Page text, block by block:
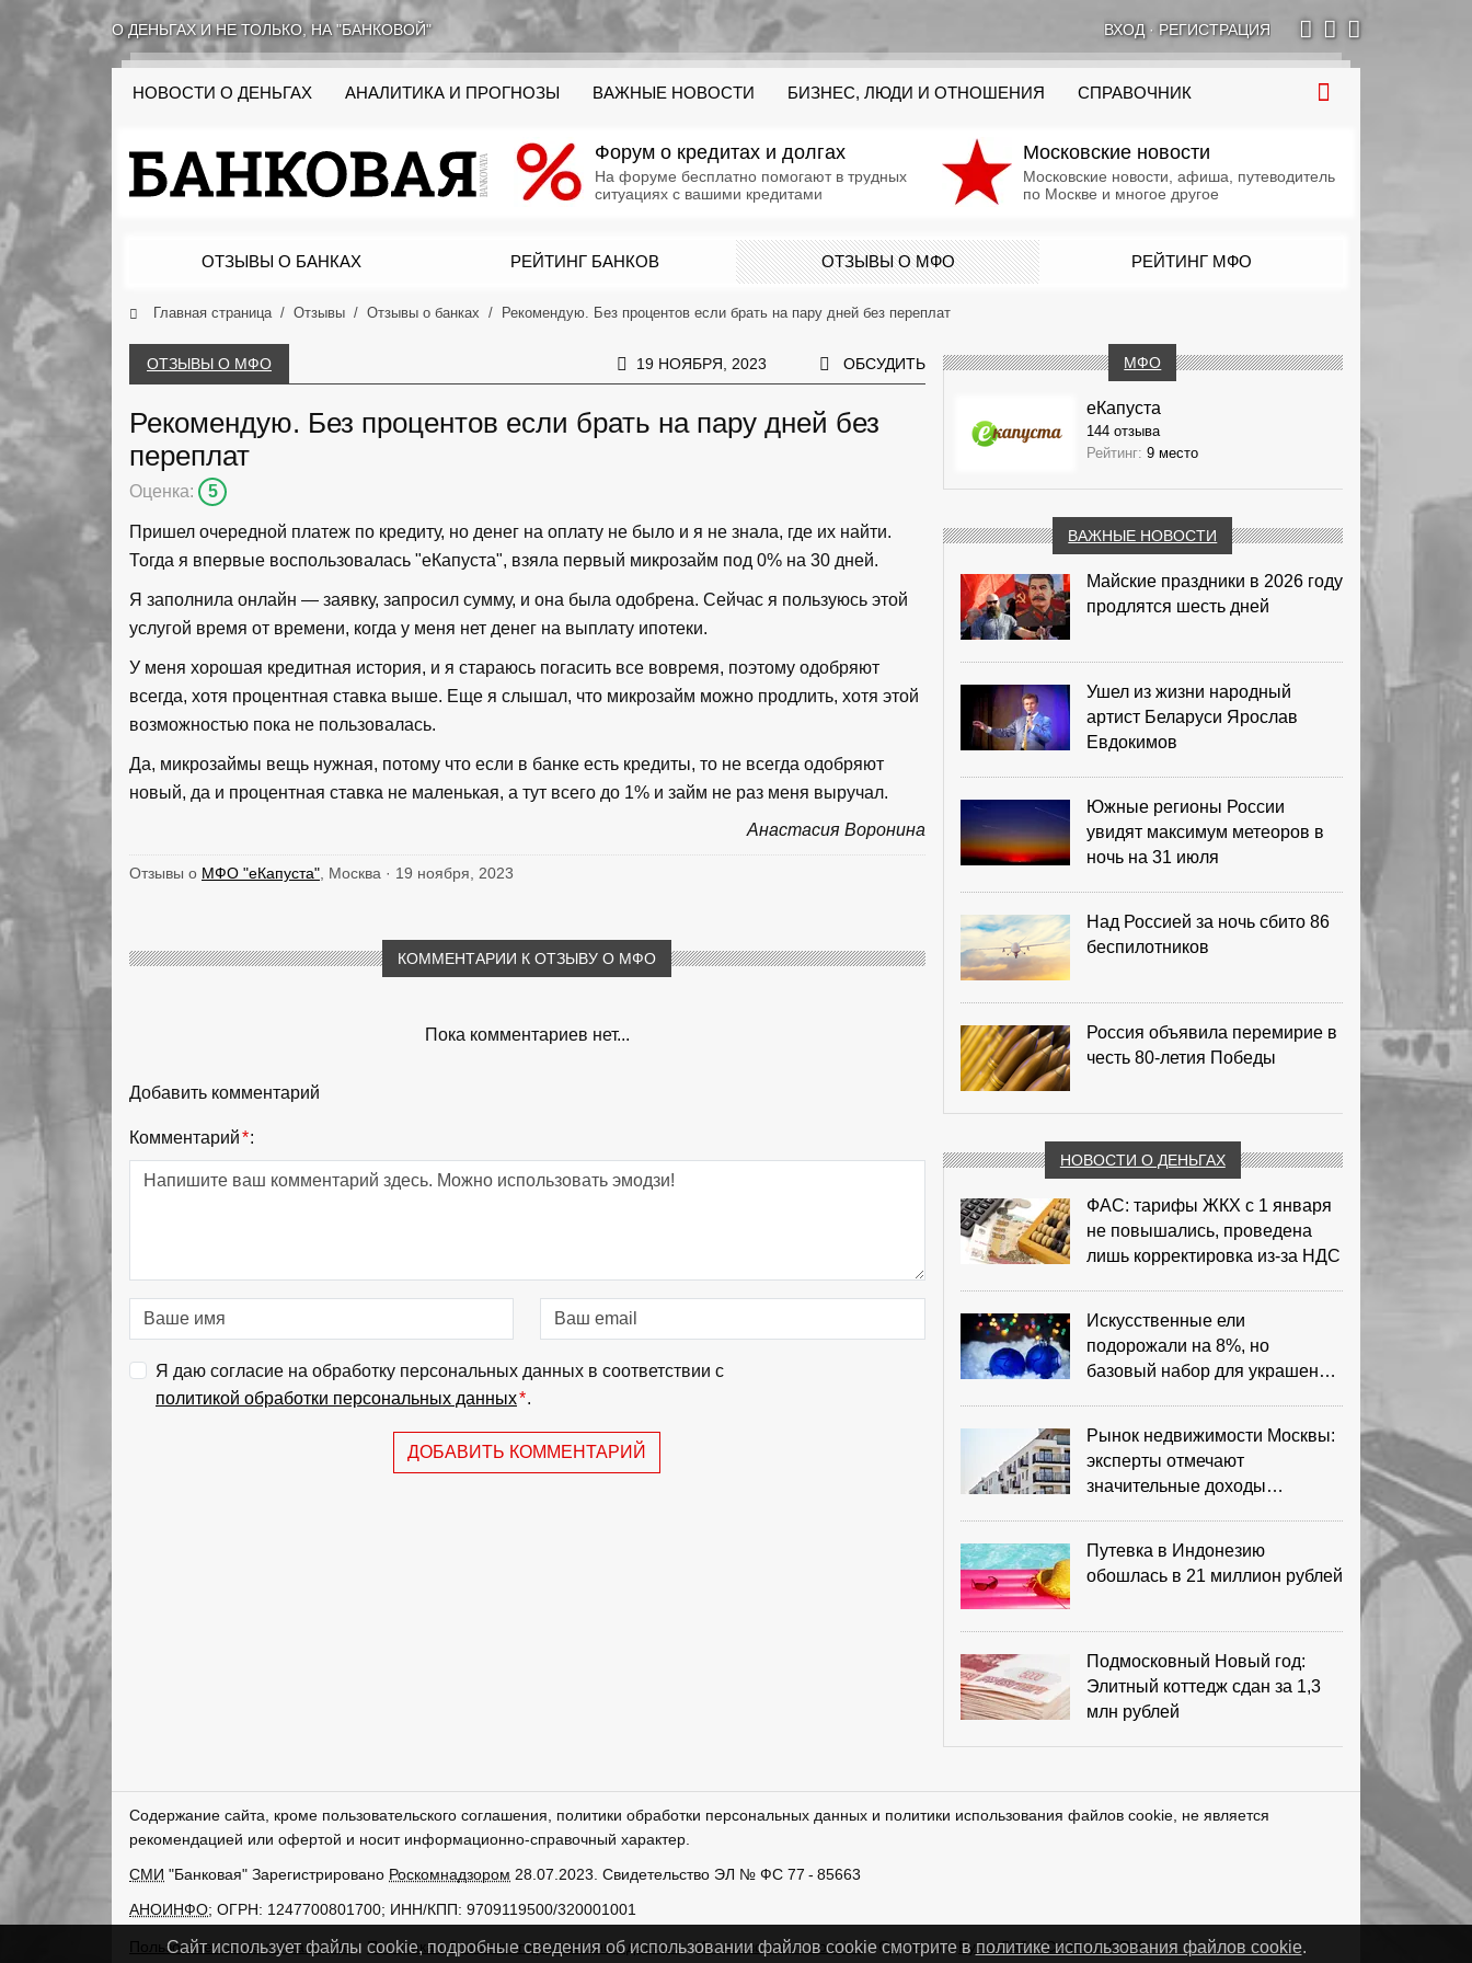
О ДЕНЬГАХ И НЕ ТОЛЬКО, НА "БАНКОВОЙ" ВХОД· РЕГИСТРАЦИЯ
НОВОСТИ О ДЕНЬГАХ АНАЛИТИКА И ПРОГНОЗЫ ВАЖНЫЕ НОВОСТИ БИЗНЕС, ЛЮДИ И ОТНОШЕНИЯ СПРАВОЧНИК
Форум о кредитах и долгах
На форуме бесплатно помогают в трудных
ситуациях с вашими кредитами
Московские новости
Московские новости, афиша, путеводитель
по Москве и многое другое
ОТЗЫВЫ О БАНКАХ РЕЙТИНГ БАНКОВ ОТЗЫВЫ О МФО РЕЙТИНГ МФО
Главная страница Отзывы Отзывы о банках Рекомендую. Без процентов если брать на пару дней без переплат
ОТЗЫВЫ О МФО 19 НОЯБРЯ, 2023 ОБСУДИТЬ
Рекомендую. Без процентов если брать на пару дней без
переплат
Оценка: 5
Пришел очередной платеж по кредиту, но денег на оплату не было и я не знала, где их найти.
Тогда я впервые воспользовалась "еКапуста", взяла первый микрозайм под 0% на 30 дней.
Я заполнила онлайн — заявку, запросил сумму, и она была одобрена. Сейчас я пользуюсь этой
услугой время от времени, когда у меня нет денег на выплату ипотеки.
У меня хорошая кредитная история, и я стараюсь погасить все вовремя, поэтому одобряют
всегда, хотя процентная ставка выше. Еще я слышал, что микрозайм можно продлить, хотя этой
возможностью пока не пользовалась.
Да, микрозаймы вещь нужная, потому что если в банке есть кредиты, то не всегда одобряют
новый, да и процентная ставка не маленькая, а тут всего до 1% и займ не раз меня выручал.
Анастасия Воронина
Отзывы о МФО "еКапуста" , Москва · 19 ноября, 2023
КОММЕНТАРИИ К ОТЗЫВУ О МФО
Пока комментариев нет...
Добавить комментарий
Комментарий*:
Я даю согласие на обработку персональных данных в соответствии с
политикой обработки персональных данных*.
ДОБАВИТЬ КОММЕНТАРИЙ
МФО
еКапуста
144 отзыва
Рейтинг: 9 место
ВАЖНЫЕ НОВОСТИ
Майские праздники в 2026 году
продлятся шесть дней
Ушел из жизни народный
артист Беларуси Ярослав
Евдокимов
Южные регионы России
увидят максимум метеоров в
ночь на 31 июля
Над Россией за ночь сбито 86
беспилотников
Россия объявила перемирие в
честь 80-летия Победы
НОВОСТИ О ДЕНЬГАХ
ФАС: тарифы ЖКХ с 1 января
не повышались, проведена
лишь корректировка из‑за НДС
Искусственные ели
подорожали на 8%, но
базовый набор для украшения
Рынок недвижимости Москвы:
эксперты отмечают
значительные доходы
Путевка в Индонезию
обошлась в 21 миллион рублей
Подмосковный Новый год:
Элитный коттедж сдан за 1,3
млн рублей
Содержание сайта, кроме пользовательского соглашения, политики обработки персональных данных и политики использования файлов cookie, не является
рекомендацией или офертой и носит информационно-справочный характер.
СМИ "Банковая" Зарегистрировано Роскомнадзором 28.07.2023. Свидетельство ЭЛ № ФС 77 - 85663
АНОИНФО; ОГРН: 1247700801700; ИНН/КПП: 9709119500/320001001
Пользовательское соглашение Политика обработки персональных данных Использование cookies Сделано вРунетЛаб – Сайты и CRM
Сайт использует файлы cookie, подробные сведения об использовании файлов cookie смотрите вполитике использования файлов cookie.